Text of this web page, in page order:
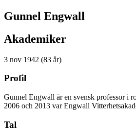
Gunnel Engwall
Akademiker
3 nov 1942 (83 år)
Profil
Gunnel Engwall är en svensk professor i
2006 och 2013 var Engwall
Tal